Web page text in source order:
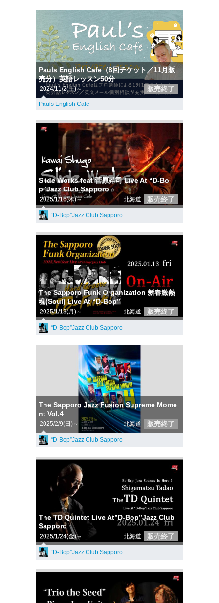
Pauls English Cafe（8回チケット／11月販
売分）英語レッスン50分
2024/11/2(土)～ 販売終了
Pauls English Cafe
Slide Works feat 菅原昇司 Live At “D-Bo
p”Jazz Club Sapporo
2025/1/16(木)～ 北海道 販売終了
“D-Bop”Jazz Club Sapporo
The Sapporo Funk Organization 新春激熱
魂(Soul) Live At “D-Bop”
2025/1/13(月)～ 北海道 販売終了
“D-Bop”Jazz Club Sapporo
The Sapporo Jazz Fusion Supreme Mome
nt Vol.4
2025/2/9(日)～ 北海道 販売終了
“D-Bop”Jazz Club Sapporo
The TD Quintet Live At”D-Bop”Jazz Club
Sapporo
2025/1/24(金)～ 北海道 販売終了
“D-Bop”Jazz Club Sapporo